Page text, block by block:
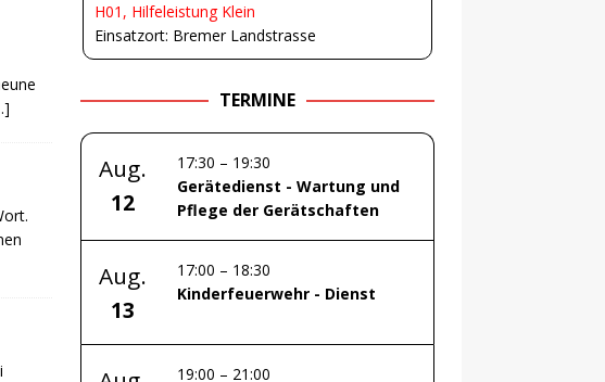
H01, Hilfeleistung Klein
Einsatzort: Bremer Landstrasse
TERMINE
Aug.
12
17:30 – 19:30
Gerätedienst - Wartung und
Pflege der Gerätschaften
Aug.
13
17:00 – 18:30
Kinderfeuerwehr - Dienst
19:00 – 21:00